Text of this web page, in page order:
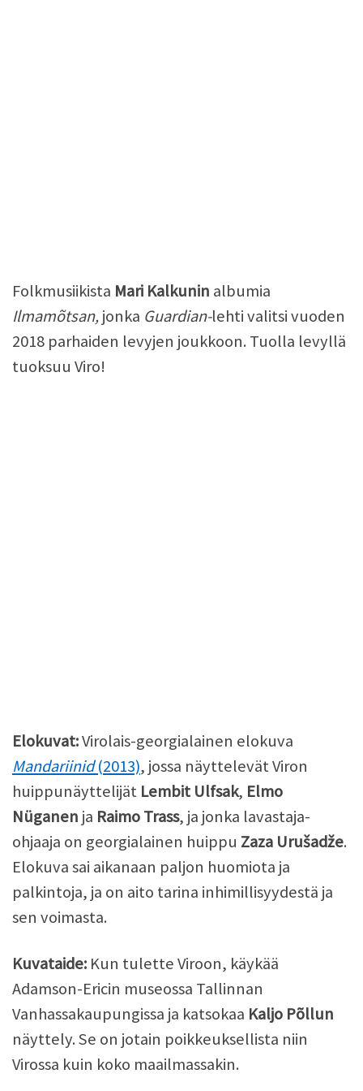
Folkmusiikista Mari Kalkunin albumia
Ilmamõtsan,jonka Guardian-lehti valitsi vuoden
2018 parhaiden levyjen joukkoon. Tuolla levyllä
tuoksuu Viro!
Elokuvat:Virolais-georgialainen elokuva
Mandariinid(2013), jossa näyttelevät Viron
huippunäyttelijät Lembit Ulfsak, Elmo
Nüganen ja Raimo Trass, ja jonka lavastaja-
ohjaaja on georgialainen huippu Zaza Urušadže.
Elokuva sai aikanaan paljon huomiota ja
palkintoja, ja on aito tarina inhimillisyydestä ja
sen voimasta.
Kuvataide: Kun tulette Viroon, käykää
Adamson-Ericin museossa Tallinnan
Vanhassakaupungissa ja katsokaa Kaljo Põllun
näyttely. Se on jotain poikkeuksellista niin
Virossa kuin koko maailmassakin.